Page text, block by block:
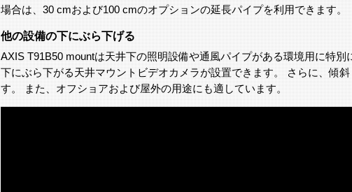
場合は、30 cmおよび100 cmのオプションの延長パイプを利用できます。
他の設備の下にぶら下げる
AXIS T91B50 mountは天井下の照明設備や通風パイプがある環境用に特
下にぶら下がる天井マウントビデオカメラが設置できます。 さらに、傾
す。 また、オフショアおよび屋外の用途にも適しています。